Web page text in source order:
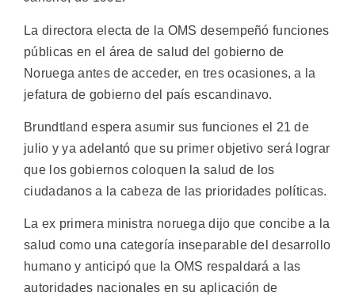
La directora electa de la OMS desempeñó funciones
públicas en el área de salud del gobierno de
Noruega antes de acceder, en tres ocasiones, a la
jefatura de gobierno del país escandinavo.
Brundtland espera asumir sus funciones el 21 de
julio y ya adelantó que su primer objetivo será lograr
que los gobiernos coloquen la salud de los
ciudadanos a la cabeza de las prioridades políticas.
La ex primera ministra noruega dijo que concibe a la
salud como una categoría inseparable del desarrollo
humano y anticipó que la OMS respaldará a las
autoridades nacionales en su aplicación de